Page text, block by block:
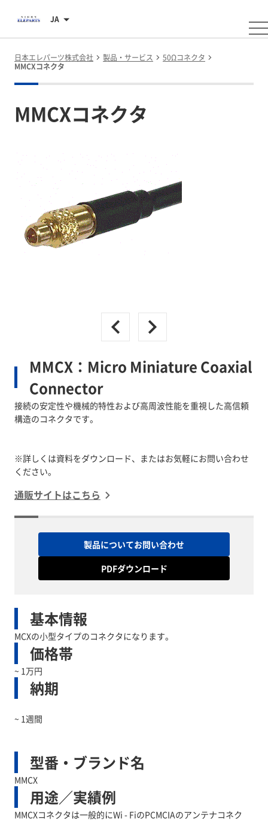
JA
日本エレパーツ株式会社 製品・サービス
50Ωコネクタ
MMCXコネクタ
MMCXコネクタ
MMCX：Micro Miniature Coaxial
Connector
接続の安定性や機械的特性および高周波性能を重視した高信頼
構造のコネクタです。
※詳しくは資料をダウンロード、またはお気軽にお問い合わせ
ください。
通販サイトはこちら
製品についてお問い合わせ
PDFダウンロード
基本情報
MCXの小型タイプのコネクタになります。
価格帯
~ 1万円
納期
~ 1週間
型番・ブランド名
MMCX
用途／実績例
MMCXコネクタは一般的にWi - FiのPCMCIAのアンテナコネク